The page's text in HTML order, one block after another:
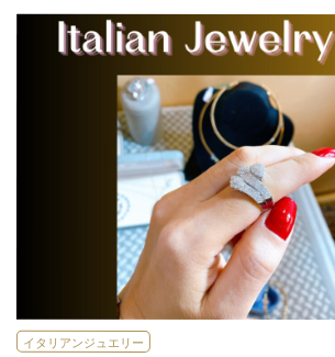
イタリアンジュエリー